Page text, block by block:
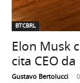
BTCBRL
Elon Musk
cita CEO
Gustavo Bertolucci -